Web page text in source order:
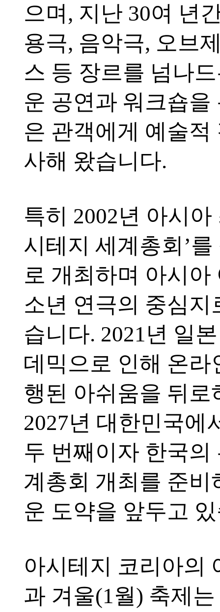
으며, 지난 30여 년
용극, 음악극, 오브
스 등 장르를 넘나
운 공연과 워크숍을
은 관객에게 예술적
사해 왔습니다.
특히 2002년 아시아
시테지 세계총회’
로 개최하며 아시아
소년 연극의 중심지
습니다. 2021년 일
데믹으로 인해 온라
행된 아쉬움을 뒤로
2027년 대한민국에
두 번째이자 한국의
계총회 개최를 준비
운 도약을 앞두고
아시테지 코리아의
과 겨울(1월) 축제는